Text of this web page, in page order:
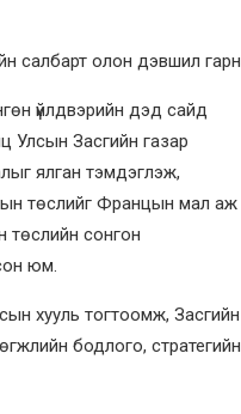
үйлдвэрийн дэд сайд
Улсын Засгийн газар
ялган тэмдэглэж,
төслийг Францын мал аж
төслийн сонгон
юм.
хууль тогтоомж, Засгийн
бодлого, стратегийн